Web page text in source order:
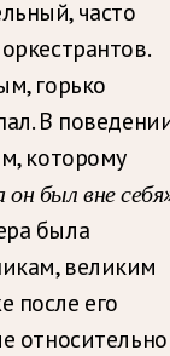
часто
горько
В
которому
был вне
была
великим
после его
относительно